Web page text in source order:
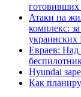
готовивших
Атаки на
комплекс:
Евраев: Над
Hyundai
Как